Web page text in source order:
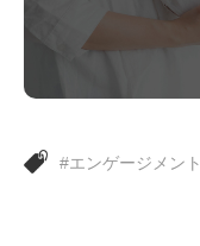
#エンゲージメント